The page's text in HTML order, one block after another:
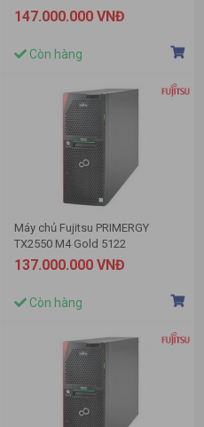
147.000.000 VNĐ
Còn hàng
Máy chủ Fujitsu PRIMERGY
TX2550 M4 Gold 5122
137.000.000 VNĐ
Còn hàng